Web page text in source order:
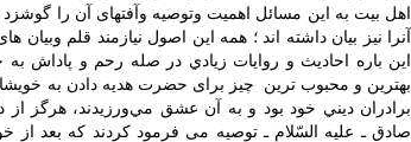
اهل بیت به این مسائل اهمیت وتوصیه وآفتهای آن را
آنرا نیز بیان داشته اند ؛ همه این اصول نیازمند قلم
اين باره احاديث و روايات زيادي در صله رحم و پاداش
بهترين و محبوب ترین چيز برای حضرت هدیه دادن به
برادران ديني خود بود و به آن عشق مي‌ورزيدند، هرگز از
صادق ـ عليه السّلام ـ توصیه می فرمود كردند كه بعد از